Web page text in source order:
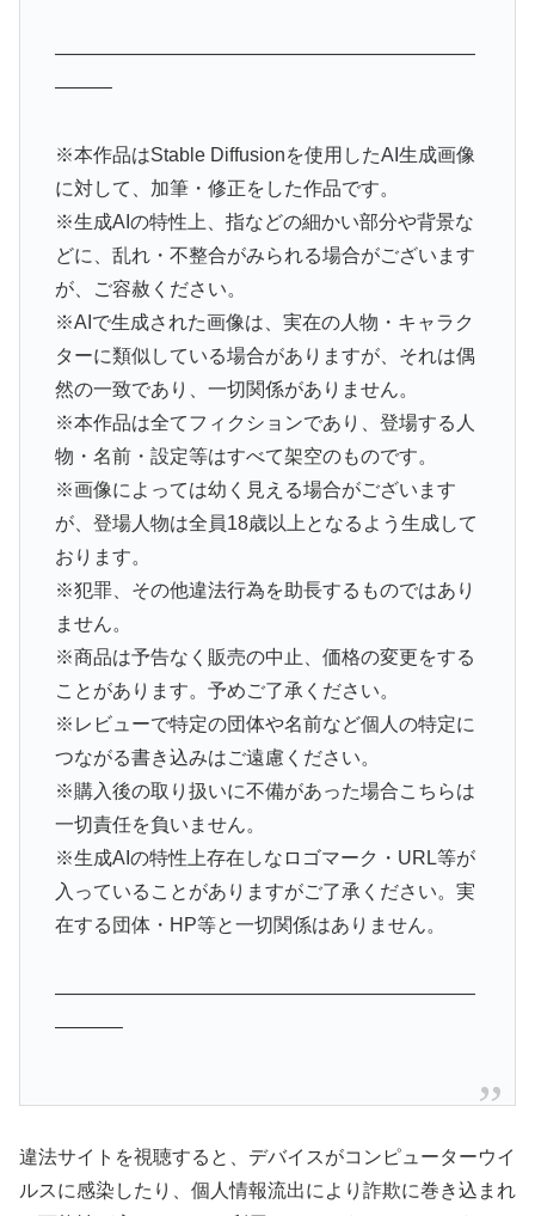
——————————————————————
———
※本作品はStable Diffusionを使用したAI生成画像
に対して、加筆・修正をした作品です。
※生成AIの特性上、指などの細かい部分や背景な
どに、乱れ・不整合がみられる場合がございます
が、ご容赦ください。
※AIで生成された画像は、実在の人物・キャラク
ターに類似している場合がありますが、それは偶
然の一致であり、一切関係がありません。
※本作品は全てフィクションであり、登場する人
物・名前・設定等はすべて架空のものです。
※画像によっては幼く見える場合がございます
が、登場人物は全員18歳以上となるよう生成して
おります。
※犯罪、その他違法行為を助長するものではあり
ません。
※商品は予告なく販売の中止、価格の変更をする
ことがあります。予めご了承ください。
※レビューで特定の団体や名前など個人の特定に
つながる書き込みはご遠慮ください。
※購入後の取り扱いに不備があった場合こちらは
一切責任を負いません。
※生成AIの特性上存在しなロゴマーク・URL等が
入っていることがありますがご了承ください。実
在する団体・HP等と一切関係はありません。
——————————————————————
———–
違法サイトを視聴すると、デバイスがコンピューターウイ
ルスに感染したり、個人情報流出により詐欺に巻き込まれ